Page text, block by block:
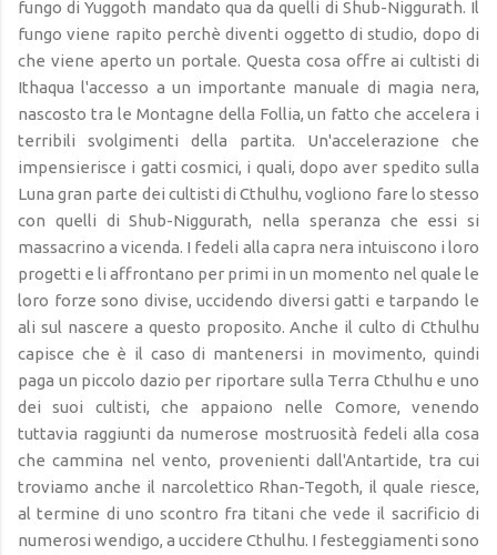
fungo di Yuggoth mandato qua da quelli di Shub-Niggurath. Il
fungo viene rapito perchè diventi oggetto di studio, dopo di
che viene aperto un portale. Questa cosa offre ai cultisti di
Ithaqua l'accesso a un importante manuale di magia nera,
nascosto tra le Montagne della Follia, un fatto che accelera i
terribili svolgimenti della partita. Un'accelerazione che
impensierisce i gatti cosmici, i quali, dopo aver spedito sulla
Luna gran parte dei cultisti di Cthulhu, vogliono fare lo stesso
con quelli di Shub-Niggurath, nella speranza che essi si
massacrino a vicenda. I fedeli alla capra nera intuiscono i loro
progetti e li affrontano per primi in un momento nel quale le
loro forze sono divise, uccidendo diversi gatti e tarpando le
ali sul nascere a questo proposito. Anche il culto di Cthulhu
capisce che è il caso di mantenersi in movimento, quindi
paga un piccolo dazio per riportare sulla Terra Cthulhu e uno
dei suoi cultisti, che appaiono nelle Comore, venendo
tuttavia raggiunti da numerose mostruosità fedeli alla cosa
che cammina nel vento, provenienti dall'Antartide, tra cui
troviamo anche il narcolettico Rhan-Tegoth, il quale riesce,
al termine di uno scontro fra titani che vede il sacrificio di
numerosi wendigo, a uccidere Cthulhu. I festeggiamenti sono